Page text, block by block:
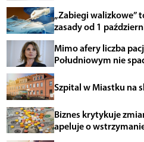
„Zabiegi walizkowe”
zasady od 1
Mimo afery liczba
Południowym nie
Szpital w Miastku na
Biznes krytykuje
apeluje o